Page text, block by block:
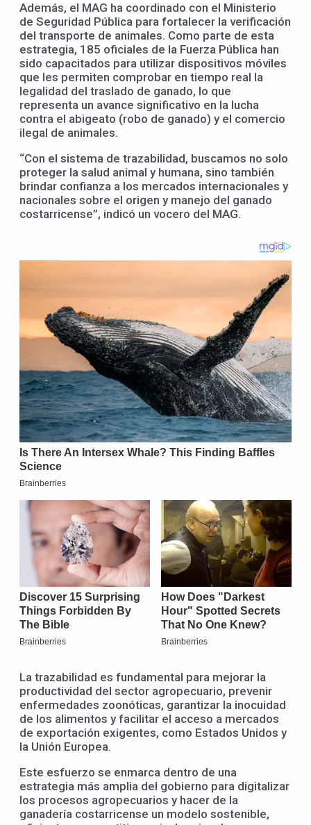
Además, el MAG ha coordinado con el Ministerio
de Seguridad Pública para fortalecer la verificación
del transporte de animales. Como parte de esta
estrategia, 185 oficiales de la Fuerza Pública han
sido capacitados para utilizar dispositivos móviles
que les permiten comprobar en tiempo real la
legalidad del traslado de ganado, lo que
representa un avance significativo en la lucha
contra el abigeato (robo de ganado) y el comercio
ilegal de animales.
“Con el sistema de trazabilidad, buscamos no solo
proteger la salud animal y humana, sino también
brindar confianza a los mercados internacionales y
nacionales sobre el origen y manejo del ganado
costarricense”, indicó un vocero del MAG.
La trazabilidad es fundamental para mejorar la
productividad del sector agropecuario, prevenir
enfermedades zoonóticas, garantizar la inocuidad
de los alimentos y facilitar el acceso a mercados
de exportación exigentes, como Estados Unidos y
la Unión Europea.
Este esfuerzo se enmarca dentro de una
estrategia más amplia del gobierno para digitalizar
los procesos agropecuarios y hacer de la
ganadería costarricense un modelo sostenible,